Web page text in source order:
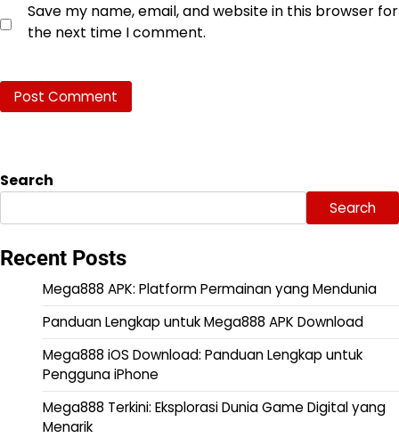
Save my name, email, and website in this browser for
the next time I comment.
Search
Search
Recent Posts
Mega888 APK: Platform Permainan yang Mendunia
Panduan Lengkap untuk Mega888 APK Download
Mega888 iOS Download: Panduan Lengkap untuk
Pengguna iPhone
Mega888 Terkini: Eksplorasi Dunia Game Digital yang
Menarik